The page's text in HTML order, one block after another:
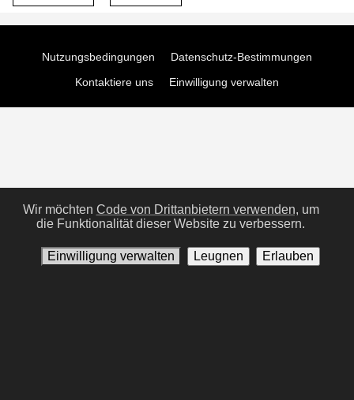
Nutzungsbedingungen
Datenschutz-Bestimmungen
Kontaktiere uns
Einwilligung verwalten
Wir möchten Code von Drittanbietern verwenden, um
die Funktionalität dieser Website zu verbessern.
Einwilligung verwalten Leugnen Erlauben